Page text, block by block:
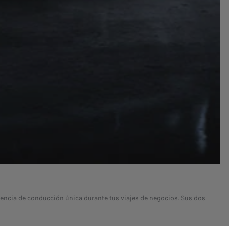
de conducción única durante tus viajes de negocios. Sus dos